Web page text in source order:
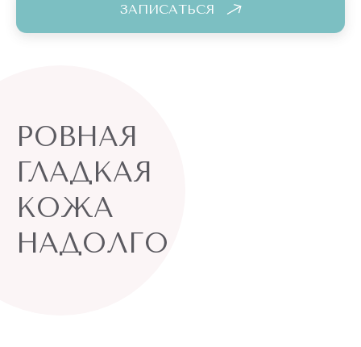
ЗАПИСАТЬСЯ
РОВНАЯ
ГЛАДКАЯ
КОЖА
НАДОЛГО